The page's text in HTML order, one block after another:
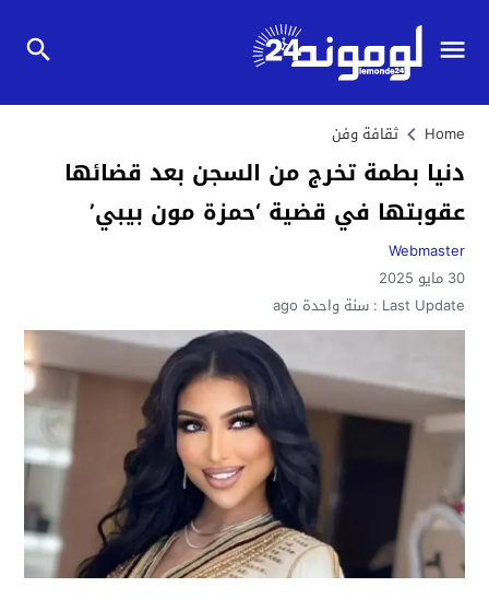
Home ثقافة وفن
دنيا بطمة تخرج من السجن بعد قضائها
عقوبتها في قضية ‘حمزة مون بيبي’
Webmaster
30 مايو 2025
Last Update : سنة واحدة ago